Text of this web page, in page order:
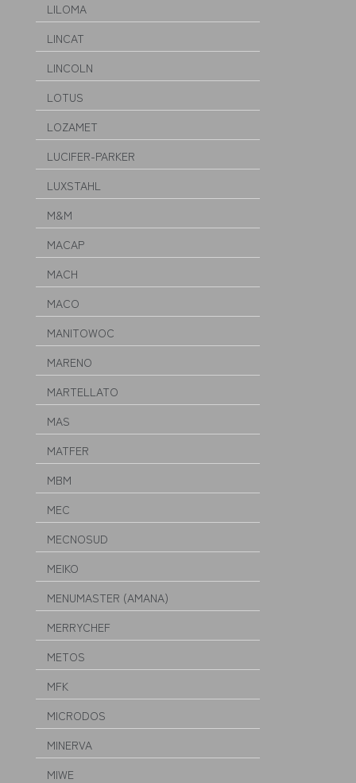
LILOMA
LINCAT
LINCOLN
LOTUS
LOZAMET
LUCIFER-PARKER
LUXSTAHL
M&M
MACAP
MACH
MACO
MANITOWOC
MARENO
MARTELLATO
MAS
MATFER
MBM
MEC
MECNOSUD
MEIKO
MENUMASTER (AMANA)
MERRYCHEF
METOS
MFK
MICRODOS
MINERVA
MIWE